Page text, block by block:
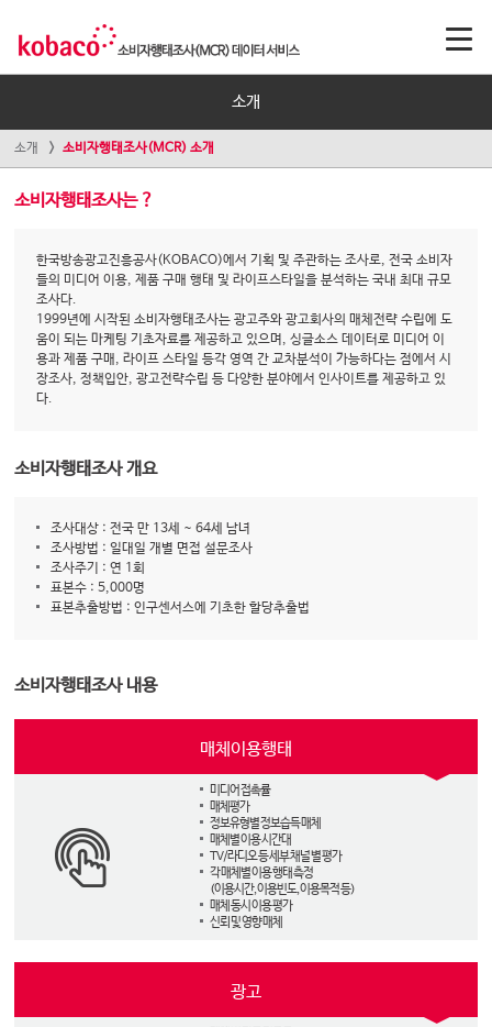
소개
소개 소비자행태조사(MCR) 소개
소비자행태조사는 ?
한국방송광고진흥공사(KOBACO)에서 기획 및 주관하는 조사로, 전국 소비자
들의 미디어 이용, 제품 구매 행태 및 라이프스타일을 분석하는 국내 최대 규모
조사다.
1999년에 시작된 소비자행태조사는 광고주와 광고회사의 매체전략 수립에 도
움이 되는 마케팅 기초자료를 제공하고 있으며, 싱글소스 데이터로 미디어 이
용과 제품 구매, 라이프 스타일 등각 영역 간 교차분석이 가능하다는 점에서 시
장조사, 정책입안, 광고전략수립 등 다양한 분야에서 인사이트를 제공하고 있
다.
소비자행태조사 개요
조사대상 : 전국 만 13세 ~ 64세 남녀
조사방법 : 일대일 개별 면접 설문조사
조사주기 : 연 1회
표본수 : 5,000명
표본추출방법 : 인구센서스에 기초한 할당추출법
소비자행태조사 내용
매체이용행태
미디어 접촉률
매체평가
정보유형별 정보습득 매체
매체별 이용 시간대
TV/라디오 등 세부 채널 별 평가
각 매체별 이용 행태 측정
(이용시간, 이용빈도, 이용목적 등)
매체 동시 이용 평가
신뢰 및 영향 매체
광고